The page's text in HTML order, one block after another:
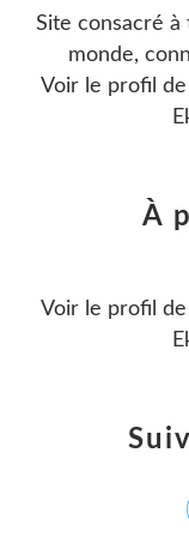
Site consacré à
monde,
Voir le profil de
À
Voir le profil de